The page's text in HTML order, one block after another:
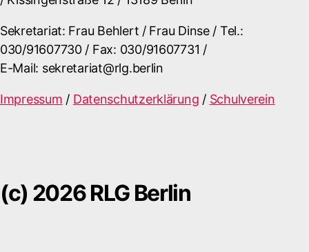
Sekretariat: Frau Behlert / Frau Dinse / Tel.:
030/91607730 / Fax: 030/91607731 /
E-Mail: sekretariat@rlg.berlin
Impressum / Datenschutzerklärung / Schulverein
(c) 2026 RLG Berlin